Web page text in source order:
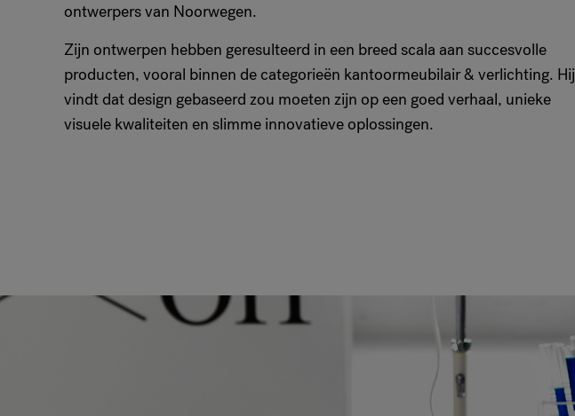
ontwerpers van Noorwegen.
Zijn ontwerpen hebben geresulteerd in een breed scala aan succesvolle
producten, vooral binnen de categorieën kantoormeubilair & verlichting. Hij
vindt dat design gebaseerd zou moeten zijn op een goed verhaal, unieke
visuele kwaliteiten en slimme innovatieve oplossingen.